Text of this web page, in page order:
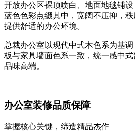
开放办公区裸顶喷白、地面地毯铺设
蓝色色彩点缀其中，宽阔不压抑，
提供舒适的办公环境。
总裁办公室以现代中式木色系为基
板与家具墙面色系一致，统一感中式
品味高端。
办公室装修品质保障
掌握核心关键，缔造精品杰作